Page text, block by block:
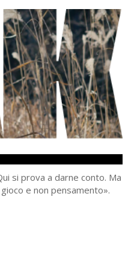
si prova a darne conto. Ma
e non pensamento».